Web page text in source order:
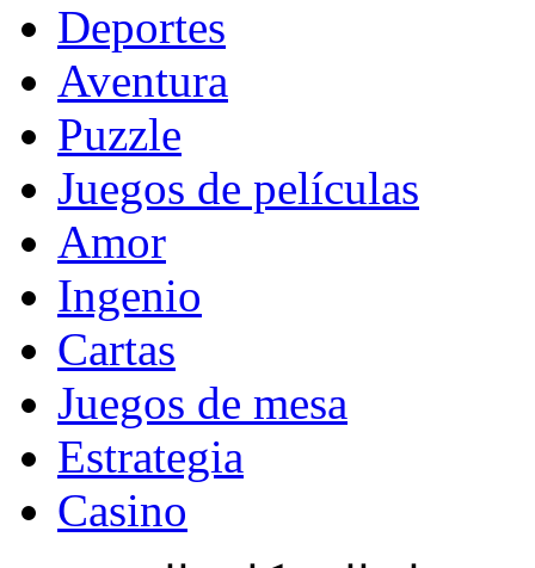
Deportes
Aventura
Puzzle
Juegos de películas
Amor
Ingenio
Cartas
Juegos de mesa
Estrategia
Casino